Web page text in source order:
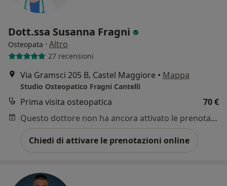
Dott.ssa Susanna Fragni
Osteopata · Altro
27 recensioni
Via Gramsci 205 B, Castel Maggiore • Mappa
Studio Osteopatico Fragni Cantelli
Prima visita osteopatica
70 €
Questo dottore non ha ancora attivato le prenotazioni online presso questo indirizzo.
Chiedi di attivare le prenotazioni online